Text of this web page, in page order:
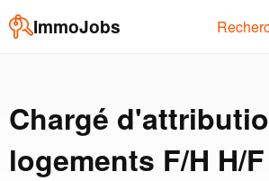
ImmoJobs
Chargé
logements F/H H/F